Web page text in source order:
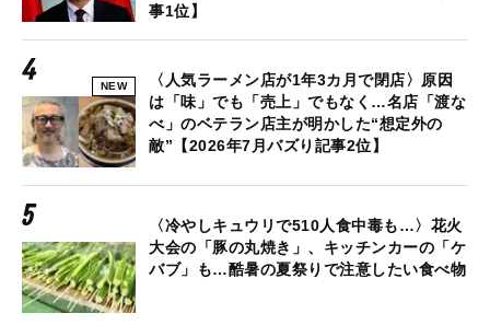
事1位】
NEW
〈人気ラーメン店が1年3カ月で閉店〉原因
は「味」でも「売上」でもなく…名店「渡な
べ」のベテラン店主が明かした“想定外の
敵”【2026年7月バズり記事2位】
〈冷やしキュウリで510人食中毒も…〉花火
大会の「豚の丸焼き」、キッチンカーの「ケ
バブ」も…酷暑の夏祭りで注意したい食べ物